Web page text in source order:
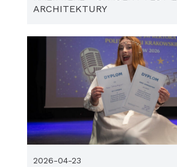
ARCHITEKTURY
2026-04-23